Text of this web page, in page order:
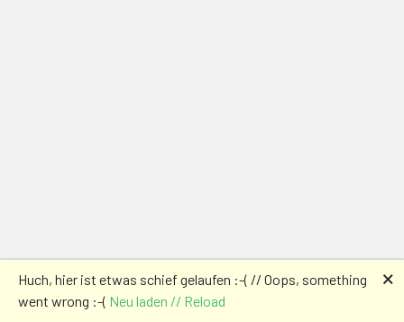
Huch, hier ist etwas schief gelaufen :-( // Oops, something
went wrong :-( Neu laden // Reload
🗙